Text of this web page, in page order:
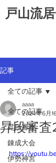
戸山流
記事
全ての記事
昇段審査
錬成大会
伊勢神宮
全ての記事
昇段審査
aaaa
2024年6月
https://